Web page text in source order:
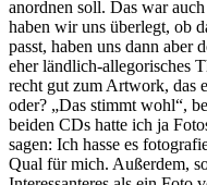
anordnen soll. Das war
haben wir uns überlegt, ob
passt, haben uns dann aber
eher ländlich-allegorisches
recht gut zum Artwork, das
oder? „Das stimmt wohl“,
beiden CDs hatte ich ja
sagen: Ich hasse es
Qual für mich. Außerdem,